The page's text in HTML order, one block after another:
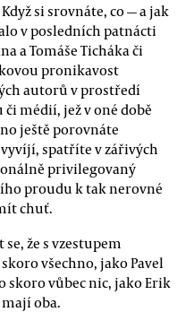
si srovnáte, co — a jak
v posledních patnácti
a Tomáše Ticháka či
pronikavost
autorů v prostředí
médií, jež v oné době
ještě porovnáte
spatříte v zářivých
privilegovaný
proudu k tak nerovné
chuť.
že s vzestupem
všechno, jako Pavel
skoro vůbec nic, jako Erik
mají oba.